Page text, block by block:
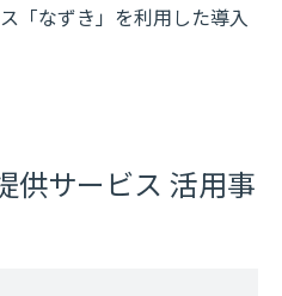
「なずき」を利用した導入
供サービス 活用事